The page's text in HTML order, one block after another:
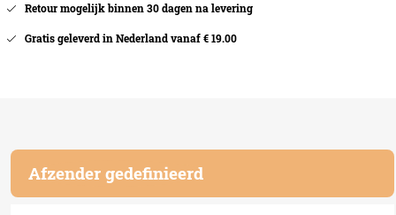
Retour mogelijk binnen 30 dagen na levering
Gratis geleverd in Nederland vanaf € 19.00
Afzender gedefinieerd